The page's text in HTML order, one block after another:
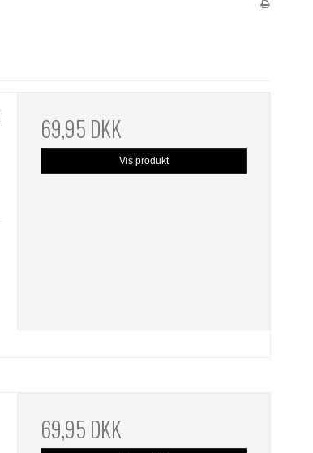
69,95 DKK
Vis produkt
69,95 DKK